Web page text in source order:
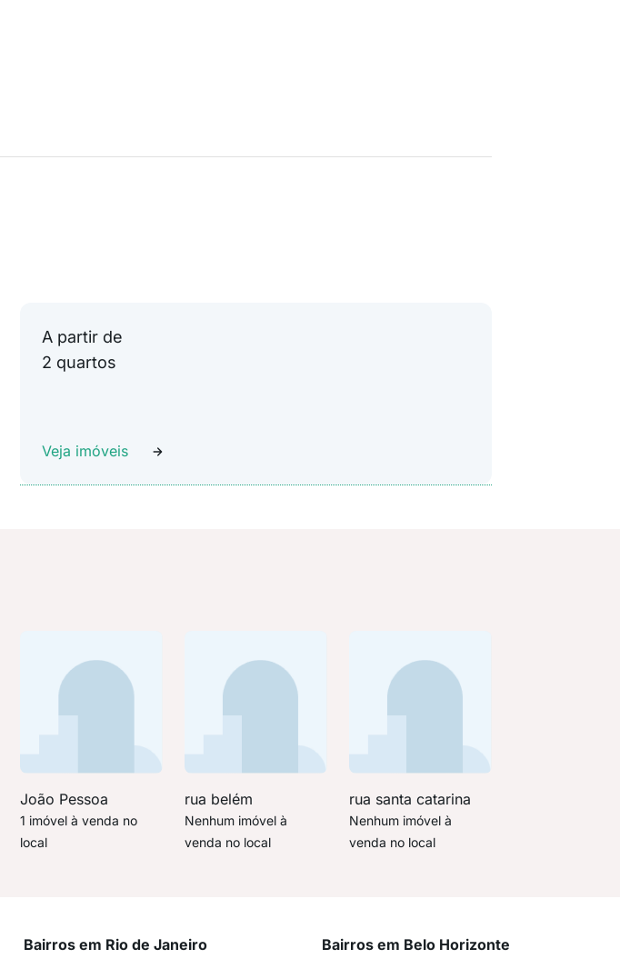
A partir de
2 quartos
Veja imóveis
João Pessoa
1 imóvel à venda no
local
rua belém
Nenhum imóvel à
venda no local
rua santa catarina
Nenhum imóvel à
venda no local
Bairros em Rio de Janeiro Bairros em Belo Horizonte